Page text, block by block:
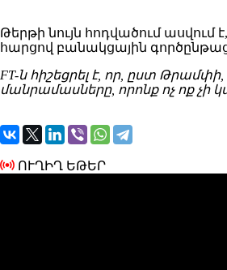
Թերթի նույն հոդվածում ասվում
հարցով բանակցային
FT-ն հիշեցրել է, որ, ըստ
մանրամասները, որոնք ոչ ոք չի
ՈՒՂԻՂ ԵԹԵՐ